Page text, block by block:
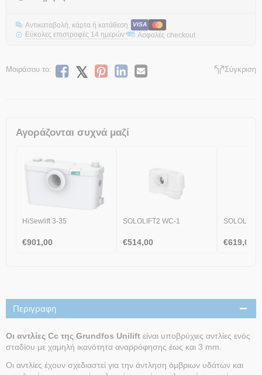
Αντικαταβολή, κάρτα ή κατάθεση VISA
Εύκολες επιστροφές 14 ημερών* Ασφαλές checkout
Μοιράσου το: Σύγκριση
Αγοράζονται συχνά μαζί
HiSewlift 3-35
€901,00
SOLOLIFT2 WC-1
€514,00 €619,00
Περιγραφη
Οι αντλίες Cc της Grundfos Unilift είναι υποβρύχιες αντλίες ενός
σταδίου με χαμηλή ικανότητα αναρρόφησης έως και 3 mm.
Οι αντλίες έχουν σχεδιαστεί για την άντληση όμβριων υδάτων και